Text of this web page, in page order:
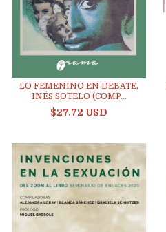
LO FEMENINO EN DEBATE,
INÉS SOTELO (COMP...
$27.72 USD